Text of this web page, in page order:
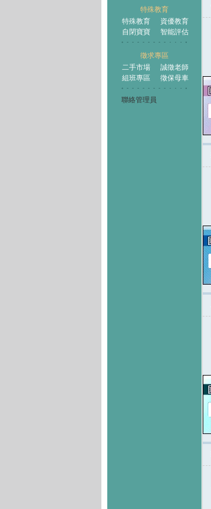
特殊教育
特殊教育
資優教育
自閉寶寶
智能評估
徵求專區
二手市場
誠徵老師
組班專區
徵保母車
聯絡管理員